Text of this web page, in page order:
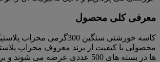
معرفی کلی محصول
محصولی با کیفیت از برند معروف محراب
ها در بسته های 500 عددی عرضه می